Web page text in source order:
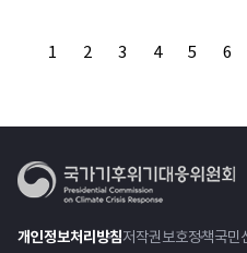
1 2 3 4 5 6
개인정보처리방침저작권보호정책국민